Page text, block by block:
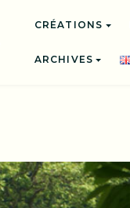
CRÉATIONS
ARCHIVES